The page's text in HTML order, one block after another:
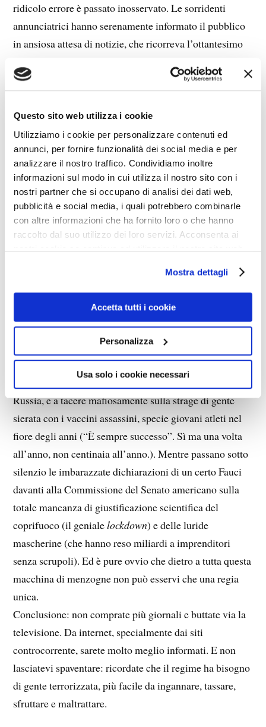
Questo sito web utilizza i cookie
Utilizziamo i cookie per personalizzare contenuti ed
annunci, per fornire funzionalità dei social media e per
analizzare il nostro traffico. Condividiamo inoltre
informazioni sul modo in cui utilizza il nostro sito con i
nostri partner che si occupano di analisi dei dati web,
pubblicità e social media, i quali potrebbero combinarle
con altre informazioni che ha fornito loro o che hanno
raccolto dal suo utilizzo dei loro servizi. Acconsenta ai
nostri cookie se continua ad utilizzare il nostro sito web.
Mostra dettagli
Accetta tutti i cookie
Personalizza
Usa solo i cookie necessari
ridicolo errore è passato inosservato. Le sorridenti
annunciatrici hanno serenamente informato il pubblico
in ansiosa attesa di notizie, che ricorreva l’ottantesimo
nazionali, quattro figuracce davanti a milioni di
Significa che tra i giornalisti italiani vi sono esseri
pronti a comunicare al pubblico qualunque idiozia,
qualunque balla di sfrontata propaganda di regime,
qualunque calunnia contro chi dà fastidio al regime,
qualunque notizia di false pandemie o di inesistenti
catastrofi climatiche, qualunque menzogna, qualunque
bollettino di guerra falsato, qualunque informazione
fasulla su attacchi false flag (dei quali i liberatori
nuove aggressioni o nuove stragi sioniste. Questi
giornalisti sono pronti a dire in modo decerebrato
qualsiasi cosa venga loro ordinata, tutto fuorché la
verità, perché non sanno neppure il significato della
Questi individui non hanno esitazione a fare da cassa di
risonanza alla propaganda ukronazi per infangare la
Russia, e a tacere mafiosamente sulla strage di gente
sierata con i vaccini assassini, specie giovani atleti nel
fiore degli anni (“È sempre successo”. Sì ma una volta
all’anno, non centinaia all’anno.). Mentre passano sotto
silenzio le imbarazzate dichiarazioni di un certo Fauci
davanti alla Commissione del Senato americano sulla
totale mancanza di giustificazione scientifica del
coprifuoco (il genialelockdown) e delle luride
mascherine (che hanno reso miliardi a imprenditori
senza scrupoli). Ed è pure ovvio che dietro a tutta questa
macchina di menzogne non può esservi che una regia
unica.
Conclusione: non comprate più giornali e buttate via la
televisione. Da internet, specialmente dai siti
controcorrente, sarete molto meglio informati. E non
lasciatevi spaventare: ricordate che il regime ha bisogno
di gente terrorizzata, più facile da ingannare, tassare,
sfruttare e maltrattare.